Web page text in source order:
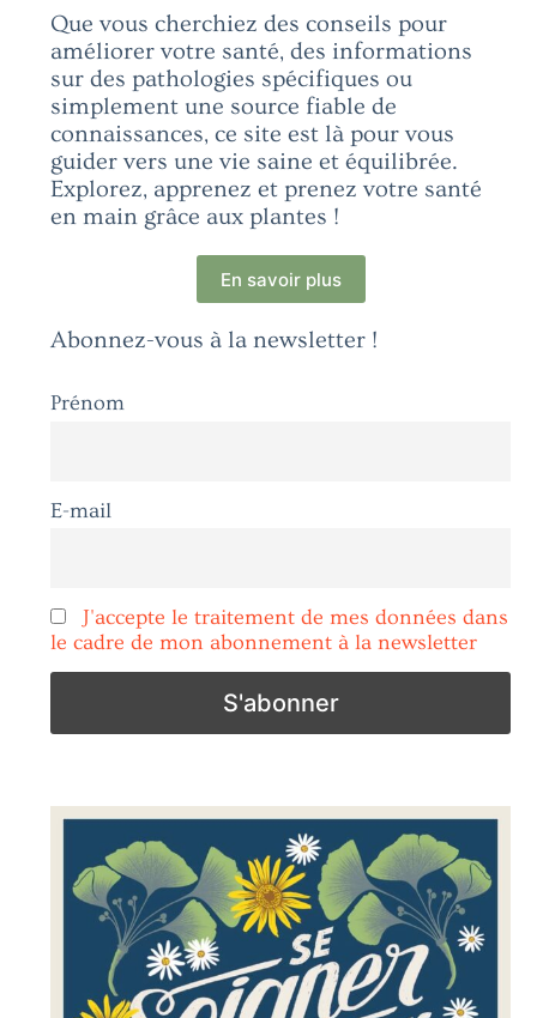
Que vous cherchiez des conseils pour
améliorer votre santé, des informations
sur des pathologies spécifiques ou
simplement une source fiable de
connaissances, ce site est là pour vous
guider vers une vie saine et équilibrée.
Explorez, apprenez et prenez votre santé
en main grâce aux plantes !
En savoir plus
Abonnez-vous à la newsletter !
Prénom
E-mail
J'accepte le traitement de mes données dans
le cadre de mon abonnement à la newsletter